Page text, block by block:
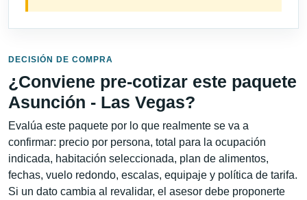
DECISIÓN DE COMPRA
¿Conviene pre-cotizar este paquete
Asunción - Las Vegas?
Evalúa este paquete por lo que realmente se va a
confirmar: precio por persona, total para la ocupación
indicada, habitación seleccionada, plan de alimentos,
fechas, vuelo redondo, escalas, equipaje y política de tarifa.
Si un dato cambia al revalidar, el asesor debe proponerte